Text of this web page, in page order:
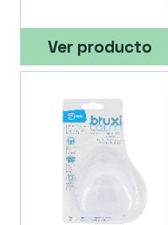
Ver producto